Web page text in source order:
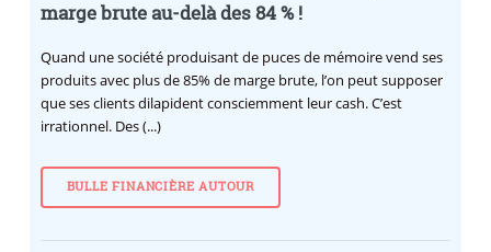
marge brute au-delà des 84 % !
Quand une société produisant de puces de mémoire vend ses
produits avec plus de 85% de marge brute, l’on peut supposer
que ses clients dilapident consciemment leur cash. C’est
irrationnel. Des (...)
BULLE FINANCIÈRE AUTOUR